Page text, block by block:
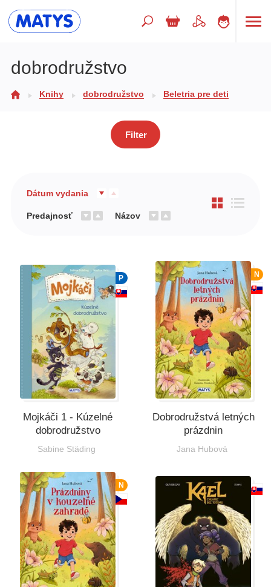
Populárno - náučné pre deti
Predškoláci
Všetky kategórie
dobrodružstvo
Knihy dobrodružstvo Beletria pre deti
Filter
Dátum vydania
Predajnosť Názov
P
Mojkáči 1 - Kúzelné
dobrodružstvo
Sabine Städing
N
Dobrodružstvá letných
prázdnin
Jana Hubová
N